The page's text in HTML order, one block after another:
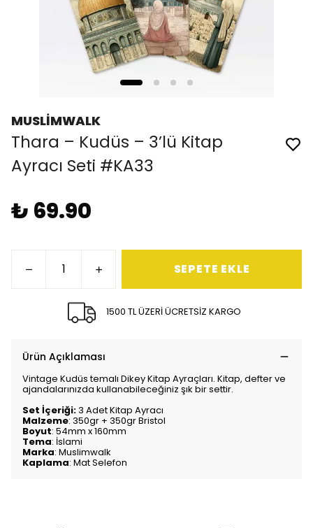
MUSLİMWALK
Thara – Kudüs – 3’lü Kitap
Ayracı Seti #KA33
₺ 69.90
SEPETE EKLE
1500 TL ÜZERİ ÜCRETSİZ KARGO
Ürün Açıklaması
Vintage Kudüs temalı Dikey Kitap Ayraçları. Kitap, defter ve
ajandalarınızda kullanabileceğiniz şık bir settir.
Set İçeriği:3 Adet Kitap Ayracı
Malzeme: 350gr + 350gr Bristol
Boyut: 54mm x 160mm
Tema: İslami
Marka: Muslimwalk
Kaplama: Mat Selefon